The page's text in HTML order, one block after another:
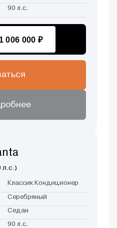
90 л.с.
1 006 000 ₽
л.с.)
Классик Кондиционер
Серебряный
Седан
90 л.с.